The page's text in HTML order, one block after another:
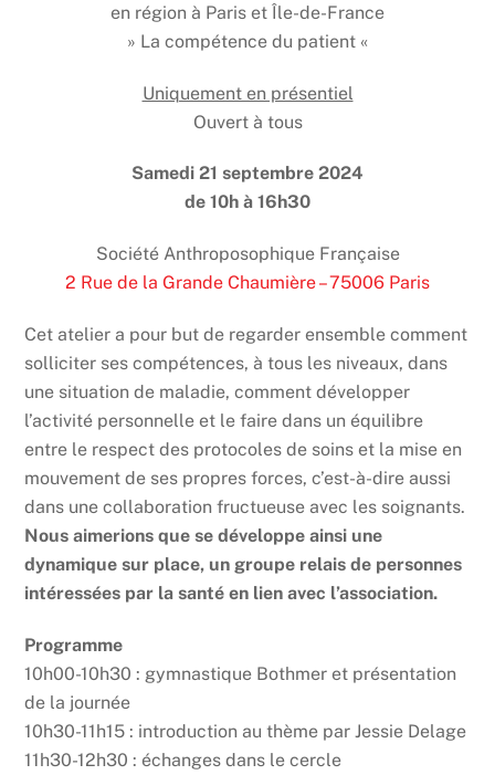
en région à Paris et Île-de-France
» La compétence du patient «
Uniquement en présentiel
Ouvert à tous
Samedi 21 septembre 2024
de 10h à 16h30
Société Anthroposophique Française
2 Rue de la Grande Chaumière – 75006 Paris
Cet atelier a pour but de regarder ensemble comment
solliciter ses compétences, à tous les niveaux, dans
une situation de maladie, comment développer
l’activité personnelle et le faire dans un équilibre
entre le respect des protocoles de soins et la mise en
mouvement de ses propres forces, c’est-à-dire aussi
dans une collaboration fructueuse avec les soignants.
Nous aimerions que se développe ainsi une
dynamique sur place, un groupe relais de personnes
intéressées par la santé en lien avec l’association.
Programme
10h00-10h30 : gymnastique Bothmer et présentation
de la journée
10h30-11h15 : introduction au thème par Jessie Delage
11h30-12h30 : échanges dans le cercle